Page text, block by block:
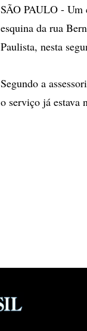
SÃO PAULO - Um
esquina da rua
Paulista, nesta
Segundo a
o serviço já estava